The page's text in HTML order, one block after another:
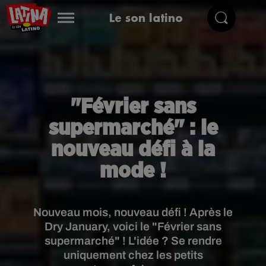
Le son latino
"Février sans
supermarché" : le
nouveau défi à la
mode !
Nouveau mois, nouveau défi ! Après le
Dry January, voici le "Février sans
supermarché" ! L'idée ? Se rendre
uniquement chez les petits